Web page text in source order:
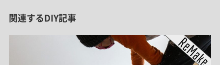
関連するDIY記事